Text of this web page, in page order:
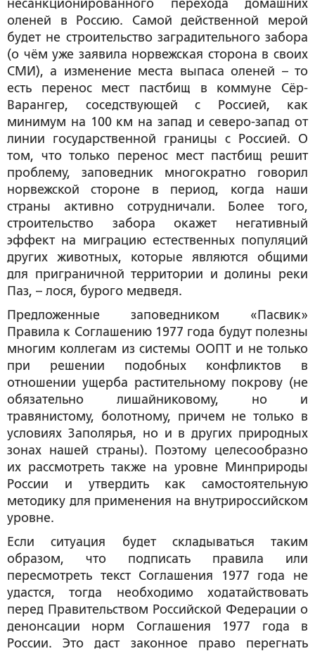
несанкционированного перехода домашних
оленей в Россию. Самой действенной мерой
будет не строительство заградительного забора
(о чём уже заявила норвежская сторона в своих
СМИ), а изменение места выпаса оленей – то
есть перенос мест пастбищ в коммуне Сёр-
Варангер, соседствующей с Россией, как
минимум на 100 км на запад и северо-запад от
линии государственной границы с Россией. О
том, что только перенос мест пастбищ решит
проблему, заповедник многократно говорил
норвежской стороне в период, когда наши
страны активно сотрудничали. Более того,
строительство забора окажет негативный
эффект на миграцию естественных популяций
других животных, которые являются общими
для приграничной территории и долины реки
Паз, – лося, бурого медведя.
Предложенные заповедником «Пасвик»
Правила к Соглашению 1977 года будут полезны
многим коллегам из системы ООПТ и не только
при решении подобных конфликтов в
отношении ущерба растительному покрову (не
обязательно лишайниковому, но и
травянистому, болотному, причем не только в
условиях Заполярья, но и в других природных
зонах нашей страны). Поэтому целесообразно
их рассмотреть также на уровне Минприроды
России и утвердить как самостоятельную
методику для применения на внутрироссийском
уровне.
Если ситуация будет складываться таким
образом, что подписать правила или
пересмотреть текст Соглашения 1977 года не
удастся, тогда необходимо ходатайствовать
перед Правительством Российской Федерации о
денонсации норм Соглашения 1977 года в
России. Это даст законное право перегнать